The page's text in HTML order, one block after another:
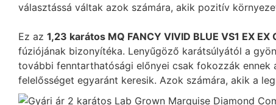
választássá váltak azok számára, akik pozitív
Ez az 1,23 karátos MQ FANCY VIVID BLUE VS1 EX EX
fúziójának bizonyítéka. Lenyűgöző karátsúlyától a
további fenntarthatósági előnyei csak fokozzák
felelősséget egyaránt keresik. Azok számára, akik a